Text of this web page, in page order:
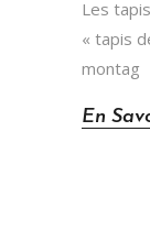
Les
« tapis
montag
En